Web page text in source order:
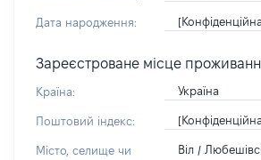
Дата народження:
Зареєстроване місце
Країна: Україна
Поштовий індекс:
Місто, селище чи
Віл /